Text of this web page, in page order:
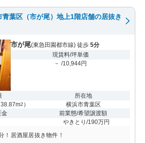
青葉区（市が尾）地上1階店舗の居抜き
市が尾(東急田園都市線) 徒歩 5分
現賃料/坪単価
－ /10,944円
38.87m2 ）
所在地
横浜市青葉区
金
前業態/希望譲渡額
やきとり/190万円
！居酒屋居抜き物件！